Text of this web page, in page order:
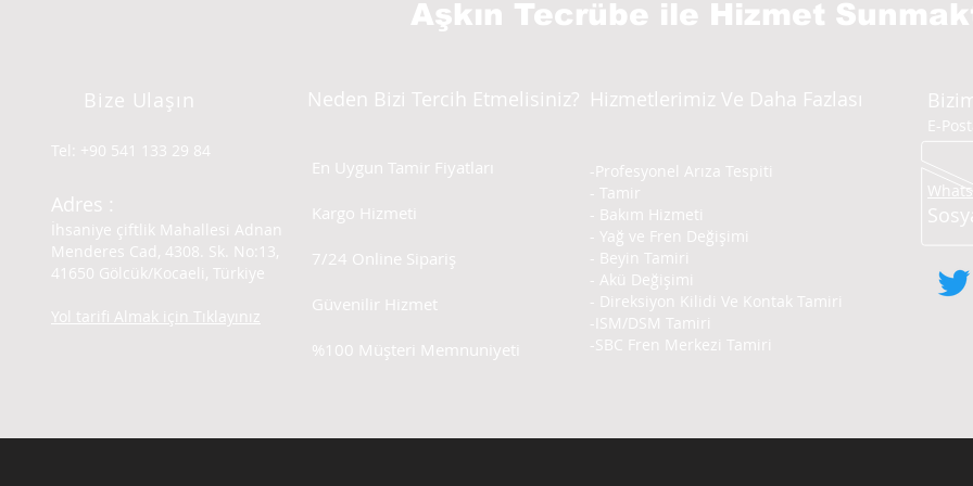
Aşkın Tecrübe ile Hizmet
Bize Ulaşın
Tel: +90 541 133 29 84
Adres :
İhsaniye çiftlik Mahallesi Adnan
Menderes Cad, 4308. Sk. No:13,
41650 Gölcük/Kocaeli, Türkiye
Yol tarifi Almak için Tıklayınız
Neden Bizi Tercih Etmelisiniz?
En Uygun Tamir Fiyatları
Kargo Hizmeti
7/24 Online Sipariş
Güvenilir Hizmet
%100 Müşteri Memnuniyeti
Hizmetlerimiz Ve Daha Fazlası
-Profesyonel Arıza Tespiti
- Tamir
- Bakım Hizmeti
- Yağ ve Fren Değişimi
- Beyin Tamiri
- Akü Değişimi
- Direksiyon Kilidi Ve Kontak Tamiri
-ISM/DSM Tamiri
-SBC Fren Merkezi Tamiri
E-